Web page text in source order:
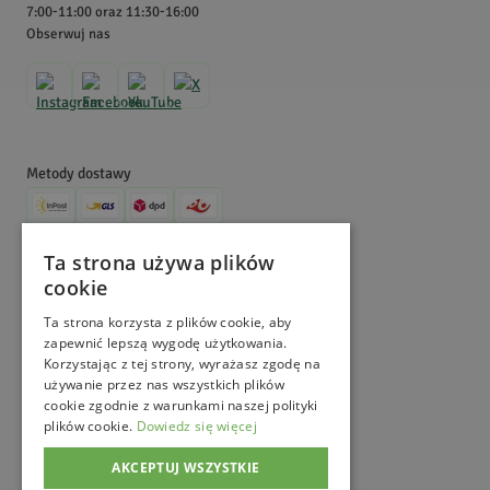
sprowadzamy, uprawiamy, zbieramy i sprzedajemy zioła, ale także
dzielimy się wiedzą na ich temat. Zajrzyj na nasz Magiczny Blogród,
aby dowiedzieć się więcej!
7:00-11:00 oraz 11:30-16:00
Obserwuj nas
MagicznyOgród
e-commerce platform by
Metody dostawy
Ta strona używa plików
cookie
Ta strona korzysta z plików cookie, aby
zapewnić lepszą wygodę użytkowania.
Korzystając z tej strony, wyrażasz zgodę na
używanie przez nas wszystkich plików
cookie zgodnie z warunkami naszej polityki
plików cookie. Dowiedz się więcej
AKCEPTUJ WSZYSTKIE